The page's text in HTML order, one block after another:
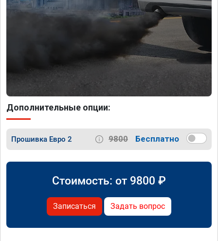
Дополнительные опции:
Прошивка Евро 2 9800 Бесплатно
Стоимость: от 9800 ₽
Записаться Задать вопрос